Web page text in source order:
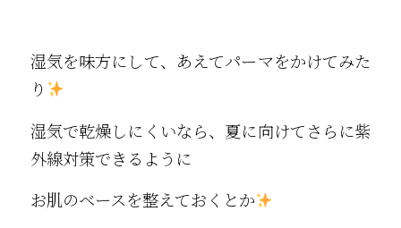
湿気を味方にして、あえてパーマをかけてみた
り
湿気で乾燥しにくいなら、夏に向けてさらに紫
外線対策できるように
お肌のベースを整えておくとか